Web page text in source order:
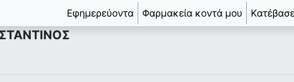
Εφημερεύοντα Φαρμακεία κοντά μου